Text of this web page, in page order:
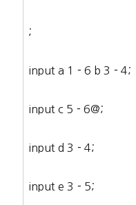
;
input a 1－6 b 3－4;
input c 5－6@;
input d 3－4;
input e 3－5;